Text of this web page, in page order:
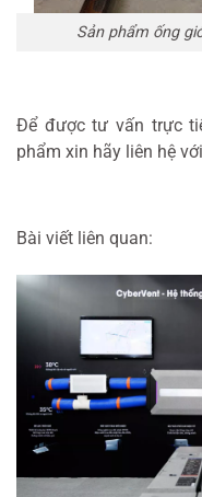
Sản phẩm ống
Để được tư vấn trực
phẩm xin hãy liên hệ
Bài viết liên quan: